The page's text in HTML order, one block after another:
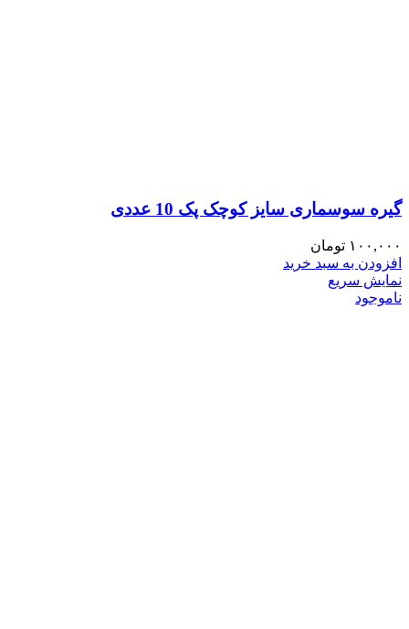
گیره سوسماری سایز کوچک پک 10 عددی
۱۰۰,۰۰۰ تومان
افزودن به سبد خرید
نمایش سریع
ناموجود